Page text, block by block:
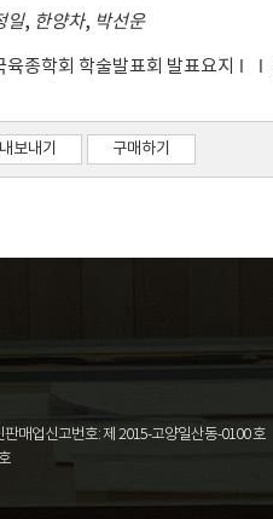
일, 한양차, 박선운
육종학회 학술발표회 발표요지
내보내기 구매하기
판매업신고번호: 제 2015-고양일산동-0100 호